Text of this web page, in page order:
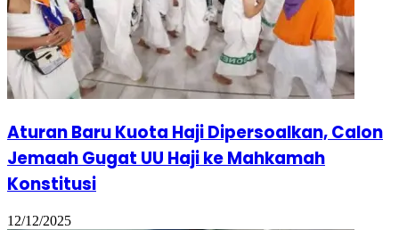
Aturan Baru Kuota Haji Dipersoalkan, Calon
Jemaah Gugat UU Haji ke Mahkamah
Konstitusi
12/12/2025